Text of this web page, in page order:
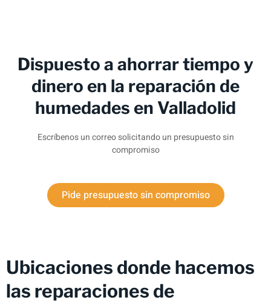
Dispuesto a ahorrar tiempo y
dinero en la reparación de
humedades en Valladolid
Escríbenos un correo solicitando un presupuesto sin
compromiso
Pide presupuesto sin compromiso
Ubicaciones donde hacemos
las reparaciones de